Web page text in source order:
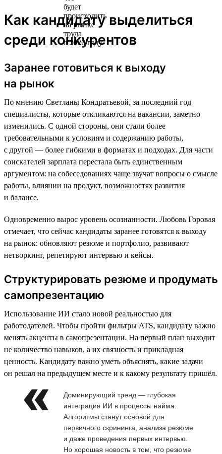
Как кандидату выделиться
среди конкурентов
Заранее готовиться к выходу
на рынок
По мнению Светланы Кондратьевой, за последний год
специалисты, которые откликаются на вакансии, заметно
изменились. С одной стороны, они стали более
требовательными к условиям и содержанию работы,
с другой — более гибкими в форматах и подходах. Для части
соискателей зарплата перестала быть единственным
аргументом: на собеседованиях чаще звучат вопросы о смысле
работы, влиянии на продукт, возможностях развития
и балансе.
Одновременно вырос уровень осознанности. Любовь Горовая
отмечает, что сейчас кандидаты заранее готовятся к выходу
на рынок: обновляют резюме и портфолио, развивают
нетворкинг, репетируют интервью и кейсы.
Структурировать резюме и продумать
самопрезентацию
Использование ИИ стало новой реальностью для
работодателей. Чтобы пройти фильтры ATS, кандидату важно
менять акценты в самопрезентации. На первый план выходит
не количество навыков, а их связность и прикладная
ценность. Кандидату важно уметь объяснять, какие задачи
он решал на предыдущем месте и к какому результату пришёл.
Доминирующий тренд — глубокая
интеграция ИИ в процессы найма.
Алгоритмы станут основой для
первичного скрининга, анализа резюме
и даже проведения первых интервью.
Но хорошая новость в том, что резюме